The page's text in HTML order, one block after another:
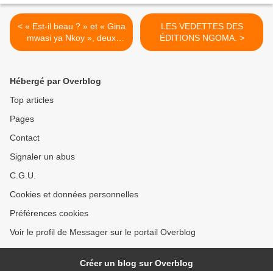
< « Est-il beau ? » et « Gina
mwasi ya Nkoy », deux
raretés de Bantous offertes
LES VEDETTES DES
ÉDITIONS NGOMA. >
Hébergé par Overblog
Top articles
Pages
Contact
Signaler un abus
C.G.U.
Cookies et données personnelles
Préférences cookies
Voir le profil de Messager sur le portail Overblog
Créer un blog sur Overblog